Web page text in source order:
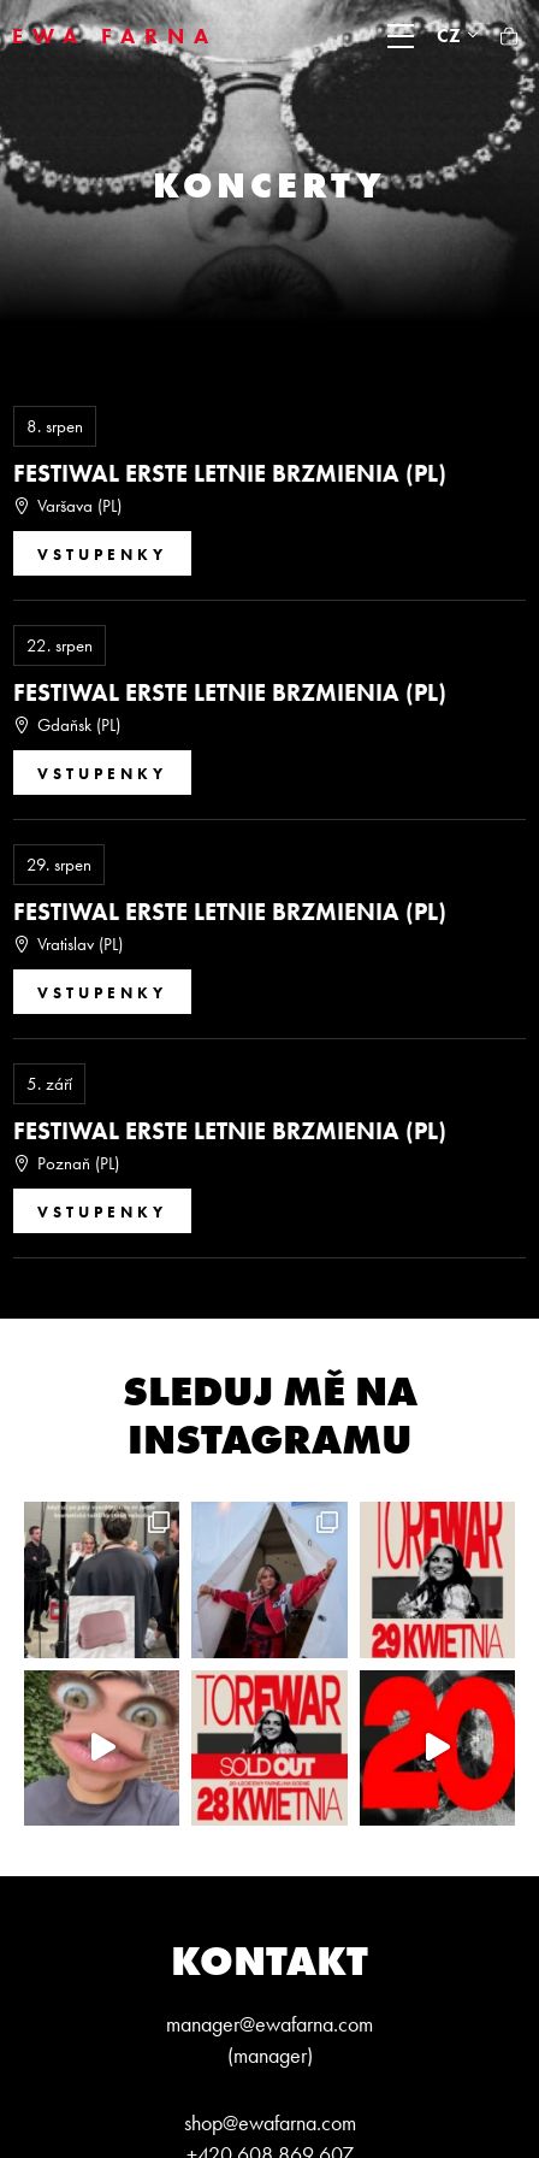
EWA FARNA CZ
KONCERTY
8. srpen
FESTIWAL ERSTE LETNIE BRZMIENIA (PL)
Varšava (PL)
VSTUPENKY
22. srpen
FESTIWAL ERSTE LETNIE BRZMIENIA (PL)
Gdaňsk (PL)
VSTUPENKY
29. srpen
FESTIWAL ERSTE LETNIE BRZMIENIA (PL)
Vratislav (PL)
VSTUPENKY
5. září
FESTIWAL ERSTE LETNIE BRZMIENIA (PL)
Poznaň (PL)
VSTUPENKY
SLEDUJ MĚ NA
INSTAGRAMU
KONTAKT
manager@ewafarna.com
(manager)
shop@ewafarna.com